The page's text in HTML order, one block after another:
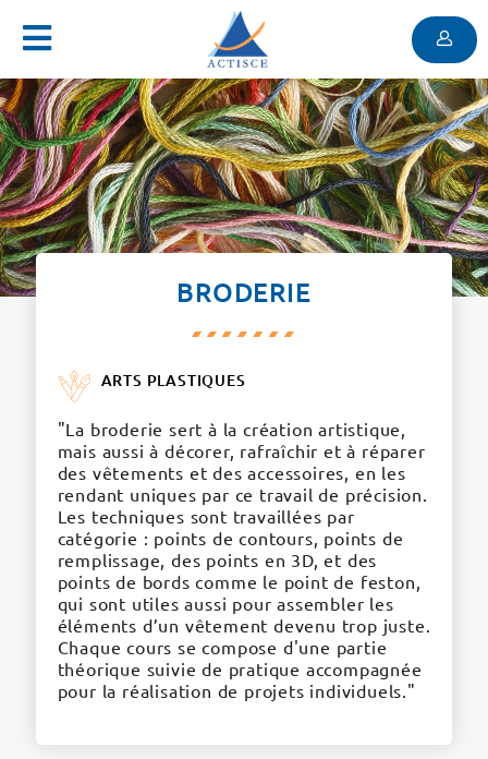
Menu
BRODERIE
ARTS PLASTIQUES
"La broderie sert à la création artistique,
mais aussi à décorer, rafraîchir et à réparer
des vêtements et des accessoires, en les
rendant uniques par ce travail de précision.
Les techniques sont travaillées par
catégorie : points de contours, points de
remplissage, des points en 3D, et des
points de bords comme le point de feston,
qui sont utiles aussi pour assembler les
éléments d’un vêtement devenu trop juste.
Chaque cours se compose d'une partie
théorique suivie de pratique accompagnée
pour la réalisation de projets individuels."